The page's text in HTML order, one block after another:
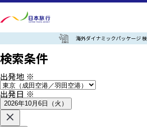
海外ダイナミックパッケージ
検索条件
出発地 ※
出発日※
2026年10月6日（火）